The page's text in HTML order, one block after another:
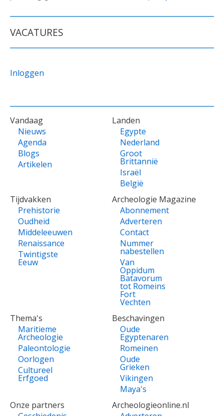
VACATURES
Inloggen
VOET
Vandaag
Nieuws
Agenda
Blogs
Artikelen
Landen
Egypte
Nederland
Groot
Brittannië
Israël
België
Tijdvakken
Prehistorie
Oudheid
Middeleeuwen
Renaissance
Twintigste
Eeuw
Archeologie Magazine
Abonnement
Adverteren
Contact
Nummer
nabestellen
Van
Oppidum
Batavorum
tot Romeins
Fort
Vechten
Thema's
Maritieme
Archeologie
Paleontologie
Oorlogen
Cultureel
Erfgoed
Beschavingen
Oude
Egyptenaren
Romeinen
Oude
Grieken
Vikingen
Maya's
Onze partners
Archeologieonline.nl